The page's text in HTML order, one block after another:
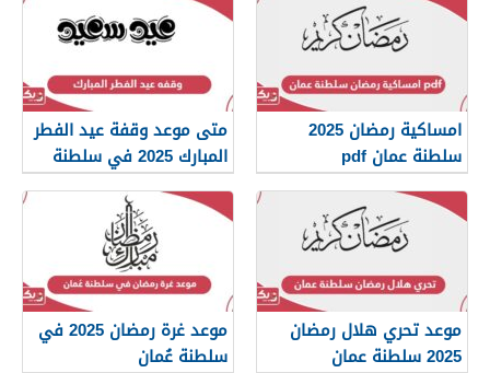
امساكية رمضان 2025
سلطنة عمان pdf
متى موعد وقفة عيد الفطر
المبارك 2025 في سلطنة
عمان
موعد تحري هلال رمضان
2025 سلطنة عمان
موعد غرة رمضان 2025 في
سلطنة عُمان